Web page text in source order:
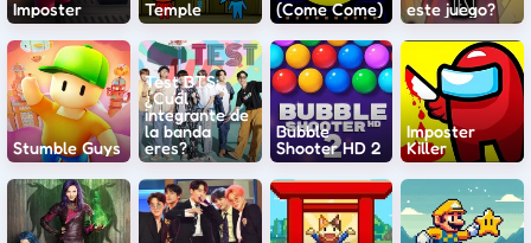
Imposter
Temple
(Come Come)
este juego?
Stumble Guys
Test BTS:
¿Cuál
integrante de
la banda
eres?
Bubble
Shooter HD 2
Imposter
Killer